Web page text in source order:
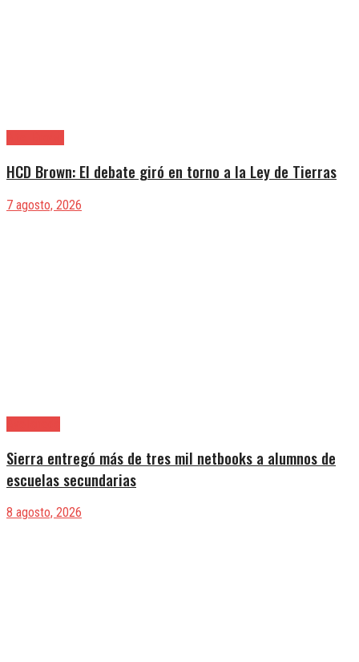
HCD Brown: El debate giró en torno a la Ley de Tierras
7 agosto, 2026
Sierra entregó más de tres mil netbooks a alumnos de
escuelas secundarias
8 agosto, 2026